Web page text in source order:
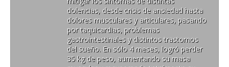
dolencias, desde crisis de ansiedad hasta
dolores musculares y articulares, pasando
por taquicardias, problemas
gastrointestinales y distintos trastornos
del sueño. En sólo 4 meses, logró perder
35 kg de peso, aumentando su masa